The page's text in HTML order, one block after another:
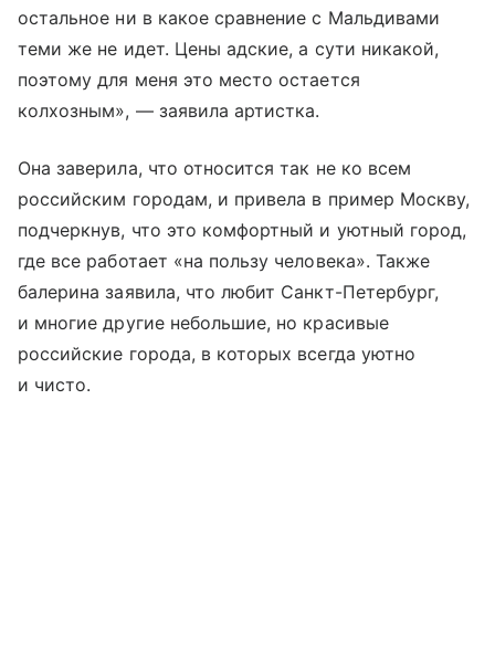
остальное ни в какое сравнение с Мальдивами
теми же не идет. Цены адские, а сути никакой,
поэтому для меня это место остается
колхозным», — заявила артистка.
Она заверила, что относится так не ко всем
российским городам, и привела в пример Москву,
подчеркнув, что это комфортный и уютный город,
где все работает «на пользу человека». Также
балерина заявила, что любит Санкт-Петербург,
и многие другие небольшие, но красивые
российские города, в которых всегда уютно
и чисто.